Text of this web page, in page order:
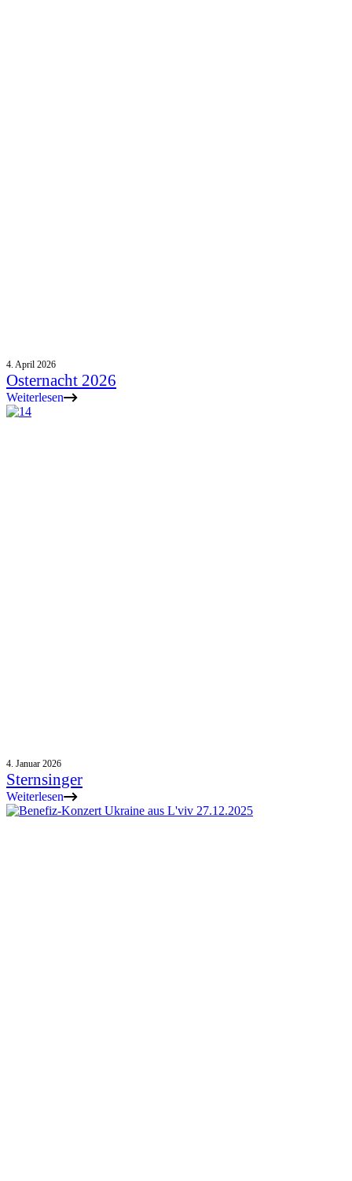
4. April 2026
Osternacht 2026
Weiterlesen
4. Januar 2026
Sternsinger
Weiterlesen